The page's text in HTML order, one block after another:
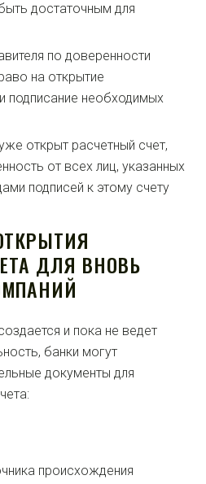
достаточным для
по доверенности
на открытие
подписание необходимых
открыт расчетный счет,
от всех лиц, указанных
подписей к этому счету
ДЛЯ ВНОВЬ
и пока не ведет
банки могут
документы для
происхождения